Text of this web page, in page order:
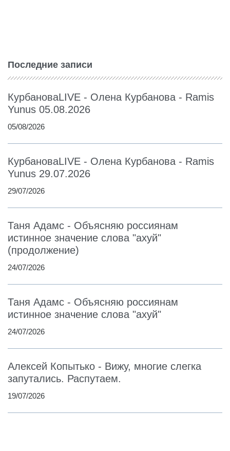
Последние записи
КурбановаLIVE - Олена Курбанова - Ramis
Yunus 05.08.2026
05/08/2026
КурбановаLIVE - Олена Курбанова - Ramis
Yunus 29.07.2026
29/07/2026
Таня Адамс - Объясняю россиянам
истинное значение слова "ахуй"
(продолжение)
24/07/2026
Таня Адамс - Объясняю россиянам
истинное значение слова "ахуй"
24/07/2026
Алексей Копытько - Вижу, многие слегка
запутались. Распутаем.
19/07/2026